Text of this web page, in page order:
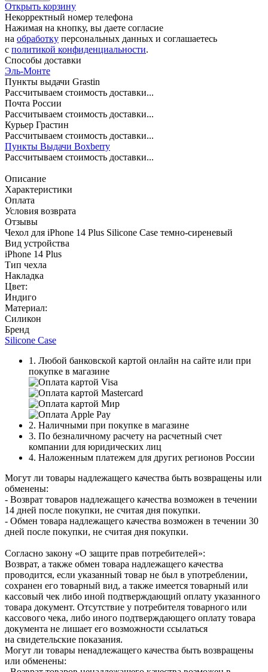
Открыть корзину
Некорректный номер телефона
Нажимая на кнопку, вы даете согласие
на обработку персональных данных и соглашаетесь
c политикой конфиденциальности.
Способы доставки
Эль-Монте
Пункты выдачи Grastin
Рассчитываем стоимость доставки...
Почта России
Рассчитываем стоимость доставки...
Курьер Грастин
Рассчитываем стоимость доставки...
Пункты Выдачи Boxberry
Рассчитываем стоимость доставки...
Описание
Характеристики
Оплата
Условия возврата
Отзывы
Чехол для iPhone 14 Plus Silicone Case темно-сиреневый
Вид устройства
iPhone 14 Plus
Тип чехла
Накладка
Цвет:
Индиго
Материал:
Силикон
Бренд
Silicone Case
1. Любой банковской картой онлайн на сайте или при
покупке в магазине
2. Наличными при покупке в магазине
3. По безналичному расчету на расчетный счет
компании для юридических лиц
4. Наложенным платежем для других регионов России
Могут ли товары надлежащего качества быть возвращены или
обменены:
- Возврат товаров надлежащего качества возможен в течении
14 дней после покупки, не считая дня покупки.
- Обмен товара надлежащего качества возможен в течении 30
дней после покупки, не считая дня покупки.
Согласно закону «О защите прав потребителей»:
Возврат, а также обмен товара надлежащего качества
проводится, если указанный товар не был в употреблении,
сохранен его товарный вид, а также имеется товарный или
кассовый чек либо иной подтверждающий оплату указанного
товара документ. Отсутствие у потребителя товарного или
кассового чека, либо иного подтверждающего оплату товара
документа не лишает его возможности ссылаться
на свидетельские показания.
Могут ли товары ненадлежащего качества быть возвращены
или обменены: